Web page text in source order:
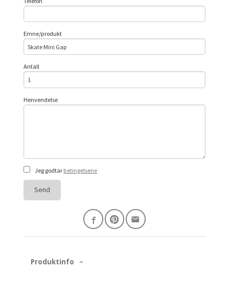
Emne/produkt
Antall
Henvendelse
Jeg godtar betingelsene
Send
Produktinfo